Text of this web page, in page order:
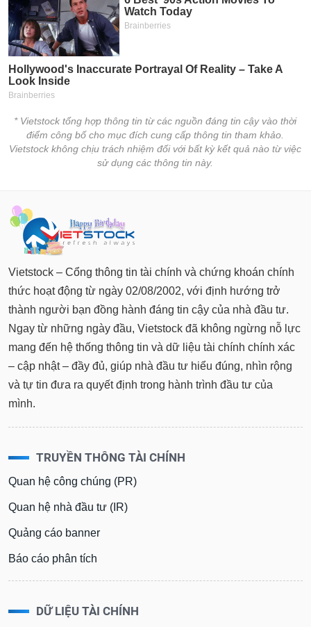
* Vietstock tổng hợp thông tin từ các nguồn đáng tin cậy vào thời
điểm công bố cho mục đích cung cấp thông tin tham khảo.
Vietstock không chịu trách nhiệm đối với bất kỳ kết quả nào từ việc
sử dụng các thông tin này.
Vietstock – Cổng thông tin tài chính và chứng khoán chính
thức hoạt động từ ngày 02/08/2002, với định hướng trở
thành người bạn đồng hành đáng tin cậy của nhà đầu tư.
Ngay từ những ngày đầu, Vietstock đã không ngừng nỗ lực
mang đến hệ thống thông tin và dữ liệu tài chính chính xác
– cập nhật – đầy đủ, giúp nhà đầu tư hiểu đúng, nhìn rộng
và tự tin đưa ra quyết định trong hành trình đầu tư của
mình.
TRUYỀN THÔNG TÀI CHÍNH
Quan hệ công chúng (PR)
Quan hệ nhà đầu tư (IR)
Quảng cáo banner
Báo cáo phân tích
DỮ LIỆU TÀI CHÍNH
Truyền
thông
tài
chính